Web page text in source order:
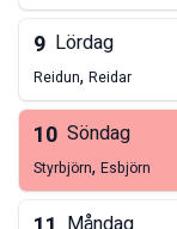
9 Lördag
Reidun, Reidar
10 Söndag
Styrbjörn, Esbjörn